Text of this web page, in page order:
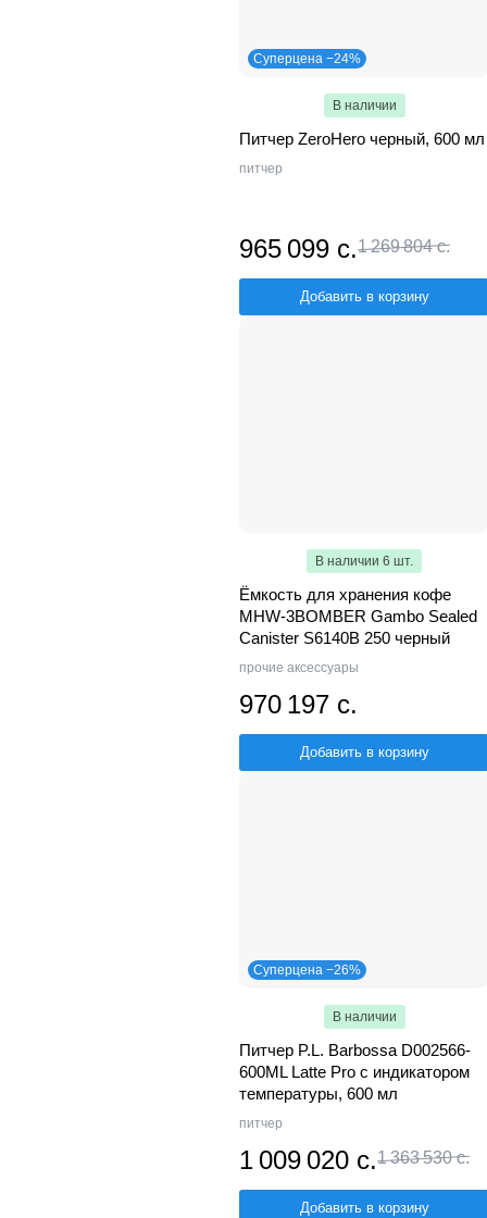
Суперцена −24%
В наличии
Питчер ZeroHero черный, 600 мл
питчер
965 099 с.1 269 804 с.
Добавить в корзину
В наличии 6 шт.
Ёмкость для хранения кофе
MHW-3BOMBER Gambo Sealed
Canister S6140B 250 черный
прочие аксессуары
970 197 с.
Добавить в корзину
Суперцена −26%
В наличии
Питчер P.L. Barbossa D002566-
600ML Latte Pro с индикатором
температуры, 600 мл
питчер
1 009 020 с.1 363 530 с.
Добавить в корзину